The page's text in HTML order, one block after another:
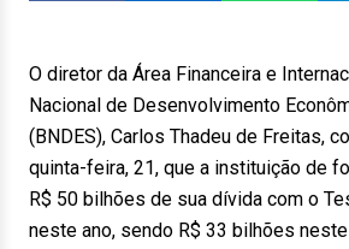
O diretor da Área Financeira e
Nacional de Desenvolvimento
(BNDES), Carlos Thadeu de Freitas,
quinta-feira, 21, que a instituição de
R$ 50 bilhões de sua dívida com o
neste ano, sendo R$ 33 bilhões